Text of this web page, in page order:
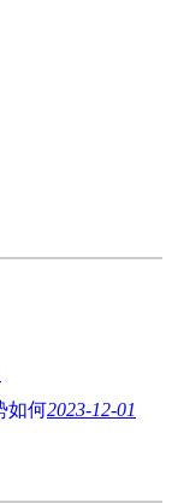
如何2023-12-01